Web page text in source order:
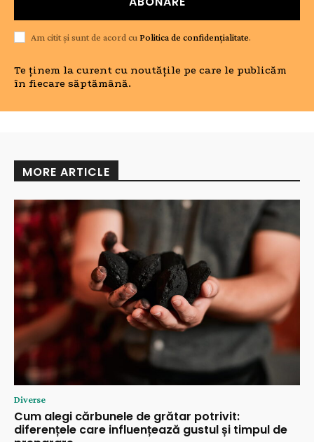
Am citit și sunt de acord cu Politica de confidențialitate.
Te ținem la curent cu noutățile pe care le publicăm
în fiecare săptămână.
MORE ARTICLE
Diverse
Cum alegi cărbunele de grătar potrivit:
diferențele care influențează gustul și timpul de